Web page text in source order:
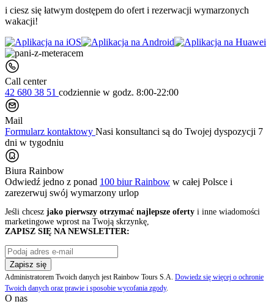
i ciesz się łatwym dostępem do ofert i rezerwacji wymarzonych
wakacji!
Call center
42 680 38 51 codziennie w godz. 8:00-22:00
Mail
Formularz kontaktowy Nasi konsultanci są do Twojej dyspozycji 7
dni w tygodniu
Biura Rainbow
Odwiedź jedno z ponad 100 biur Rainbow w całej Polsce i
zarezerwuj swój wymarzony urlop
Jeśli chcesz jako pierwszy otrzymać najlepsze oferty i inne wiadomości
marketingowe wprost na Twoją skrzynkę,
ZAPISZ SIĘ NA NEWSLETTER:
Zapisz się
Administratorem Twoich danych jest Rainbow Tours S.A. Dowiedz się więcej o ochronie
Twoich danych oraz prawie i sposobie wycofania zgody.
O nas